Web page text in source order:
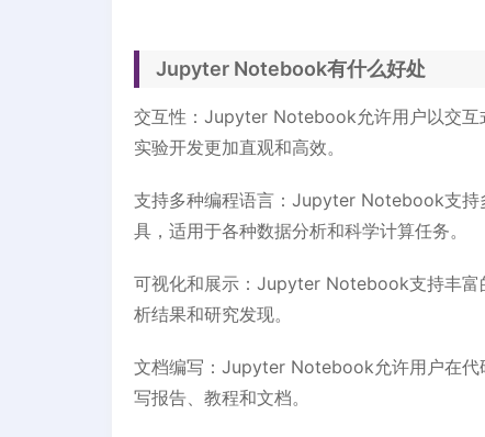
Jupyter Notebook有什么好处
交互性：Jupyter Notebook允许用户以交互
实验开发更加直观和高效。
支持多种编程语言：Jupyter Notebook支持
具，适用于各种数据分析和科学计算任务。
可视化和展示：Jupyter Notebook支持丰富
析结果和研究发现。
文档编写：Jupyter Notebook允许用户在代
写报告、教程和文档。